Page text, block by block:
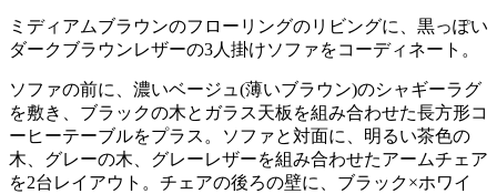
ミディアムブラウンのフローリングのリビングに、黒っぽい
ダークブラウンレザーの3人掛けソファをコーディネート。
ソファの前に、濃いベージュ(薄いブラウン)のシャギーラグ
を敷き、ブラックの木とガラス天板を組み合わせた長方形コ
ーヒーテーブルをプラス。ソファと対面に、明るい茶色の
木、グレーの木、グレーレザーを組み合わせたアームチェア
を2台レイアウト。チェアの後ろの壁に、ブラック×ホワイ